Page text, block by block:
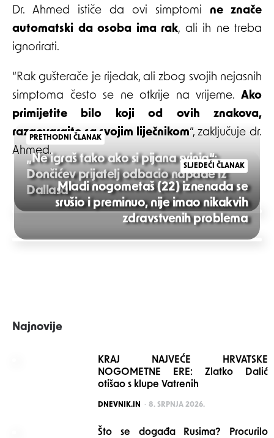
Dr. Ahmed ističe da ovi simptomi ne znače
automatski da osoba ima rak, ali ih ne treba
ignorirati.
“Rak gušterače je rijedak, ali zbog svojih nejasnih
simptoma često se ne otkrije na vrijeme. Ako
primijetite bilo koji od ovih znakova,
razgovarajte sa svojim liječnikom“, zaključuje dr.
Ahmed.
Post
navigation
PRETHODNI ČLANAK
„Ne igraš tako ako si pijana svinja“:
Dončićev prijatelj odbacio napade iz
Dallasa
SLJEDEĆI ČLANAK
Mladi nogometaš (22) iznenada se
srušio i preminuo, nije imao nikakvih
zdravstvenih problema
Najnovije
KRAJ NAJVEĆE HRVATSKE
NOGOMETNE ERE: Zlatko Dalić
otišao s klupe Vatrenih
POSTED
DNEVNIK.IN 8. SRPNJA 2026.
Što se događa Rusima? Procurilo